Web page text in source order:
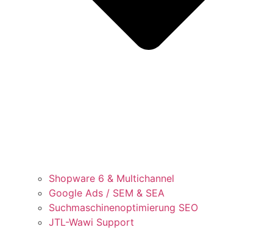
Shopware 6 & Multichannel
Google Ads / SEM & SEA
Suchmaschinenoptimierung SEO
JTL-Wawi Support